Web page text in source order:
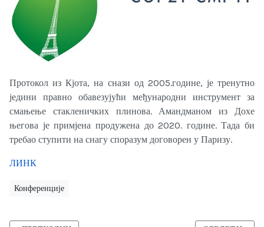
Протокол из Кјота, на снази од 2005.године, је тренутно
једини правно обавезујући међународни инструмент за
смањење стакленичких плинова. Амандманом из Дохе
његова је примјена продужена до 2020. године. Тада би
требао ступити на снагу споразум договорен у Паризу.
ЛИНК
Конференције